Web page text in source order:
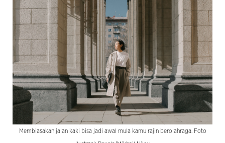
Membiasakan jalan kaki bisa jadi awal mula kamu rajin berolahraga. Foto